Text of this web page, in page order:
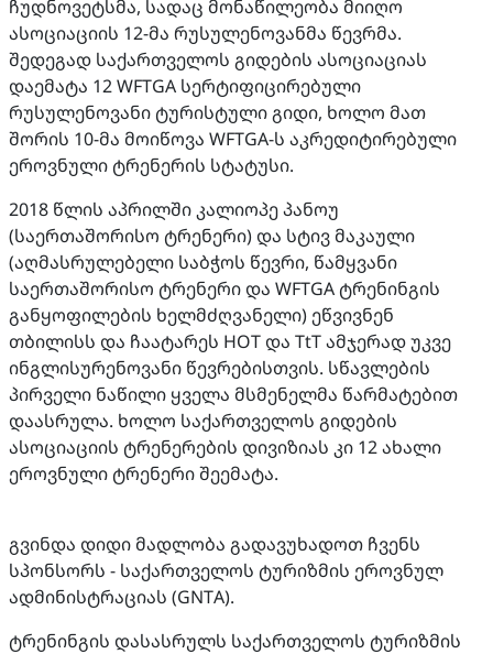
ჩუდნოვეტსმა, სადაც მონაწილეობა მიიღო
ასოციაციის 12-მა რუსულენოვანმა წევრმა.
შედეგად საქართველოს გიდების ასოციაციას
დაემატა 12 WFTGA სერტიფიცირებული
რუსულენოვანი ტურისტული გიდი, ხოლო მათ
შორის 10-მა მოიწოვა WFTGA-ს აკრედიტირებული
ეროვნული ტრენერის სტატუსი.
2018 წლის აპრილში კალიოპე პანოუ
(საერთაშორისო ტრენერი) და სტივ მაკაული
(აღმასრულებელი საბჭოს წევრი, წამყვანი
საერთაშორისო ტრენერი და WFTGA ტრენინგის
განყოფილების ხელმძღვანელი) ეწვივნენ
თბილისს და ჩაატარეს HOT და TtT ამჯერად უკვე
ინგლისურენოვანი წევრებისთვის. სწავლების
პირველი ნაწილი ყველა მსმენელმა წარმატებით
დაასრულა. ხოლო საქართველოს გიდების
ასოციაციის ტრენერების დივიზიას კი 12 ახალი
ეროვნული ტრენერი შეემატა.
გვინდა დიდი მადლობა გადავუხადოთ ჩვენს
სპონსორს - საქართველოს ტურიზმის ეროვნულ
ადმინისტრაციას (GNTA).
ტრენინგის დასასრულს საქართველოს ტურიზმის